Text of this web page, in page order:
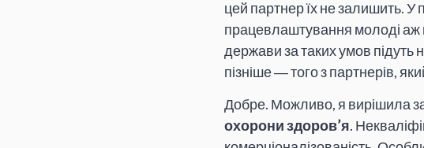
цей партнер їх не залишить. У
працевлаштування молоді аж
держави за таких умов підуть
пізніше ― того з партнерів,
Добре. Можливо, я вирішила
охорони здоров’я.